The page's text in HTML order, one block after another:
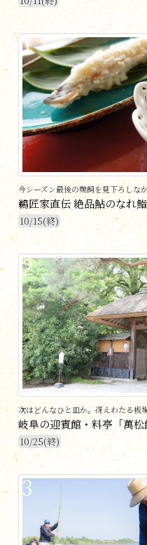
1
今シーズン最後の鵜飼を見下ろしな
鵜匠家直伝 絶品鮎のなれ
10/15(終)
2
次はどんなひと皿か。冴えわたる板
岐阜の迎賓館・料亭「萬
10/25(終)
3